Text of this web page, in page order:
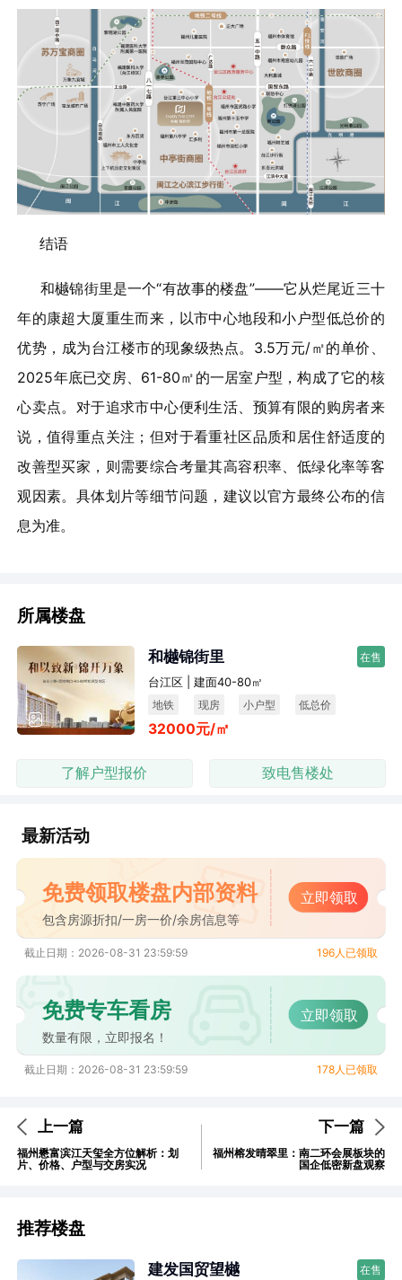
结语
和樾锦街里是一个“有故事的楼盘”——它从烂尾近三十
年的康超大厦重生而来，以市中心地段和小户型低总价的
优势，成为台江楼市的现象级热点。3.5万元/㎡的单价、
2025年底已交房、61-80㎡的一居室户型，构成了它的核
心卖点。对于追求市中心便利生活、预算有限的购房者来
说，值得重点关注；但对于看重社区品质和居住舒适度的
改善型买家，则需要综合考量其高容积率、低绿化率等客
观因素。具体划片等细节问题，建议以官方最终公布的信
息为准。
所属楼盘
和樾锦街里 在售
台江区 | 建面40-80㎡
地铁 现房 小户型 低总价
32000元/㎡
了解户型报价 致电售楼处
最新活动
免费领取楼盘内部资料
包含房源折扣/一房一价/余房信息等
立即领取
截止日期：2026-08-31 23:59:59 196人已领取
免费专车看房
数量有限，立即报名！
立即领取
截止日期：2026-08-31 23:59:59 178人已领取
上一篇
福州懋富滨江天玺全方位解析：划
片、价格、户型与交房实况
下一篇
福州榕发晴翠里：南二环会展板块的
国企低密新盘观察
推荐楼盘
建发国贸望樾 在售